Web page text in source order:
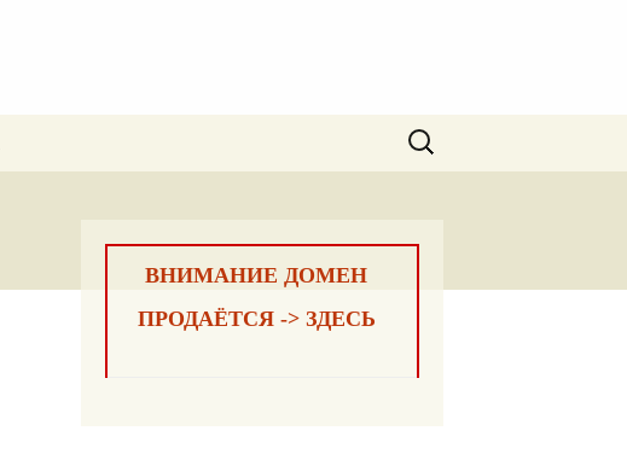
Найти:
ВНИМАНИЕ ДОМЕН
ПРОДАЁТСЯ -> ЗДЕСЬ